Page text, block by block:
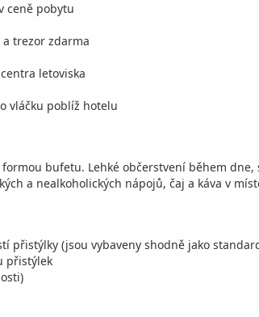
ceně pobytu
trezor zdarma
letoviska
vláčku poblíž hotelu
bufetu. Lehké občerstvení během
a nealkoholických nápojů, čaj a káva v
přistýlky (jsou vybaveny shodně jako
přistýlek